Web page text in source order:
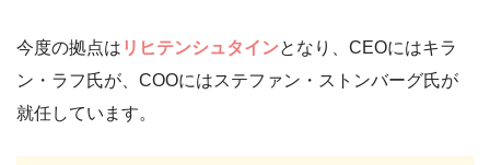
今度の拠点は リヒテンシュタインとなり、CEOにはキラ
ン・ラフ氏が、COOにはステファン・ストンバーグ氏が
就任しています。